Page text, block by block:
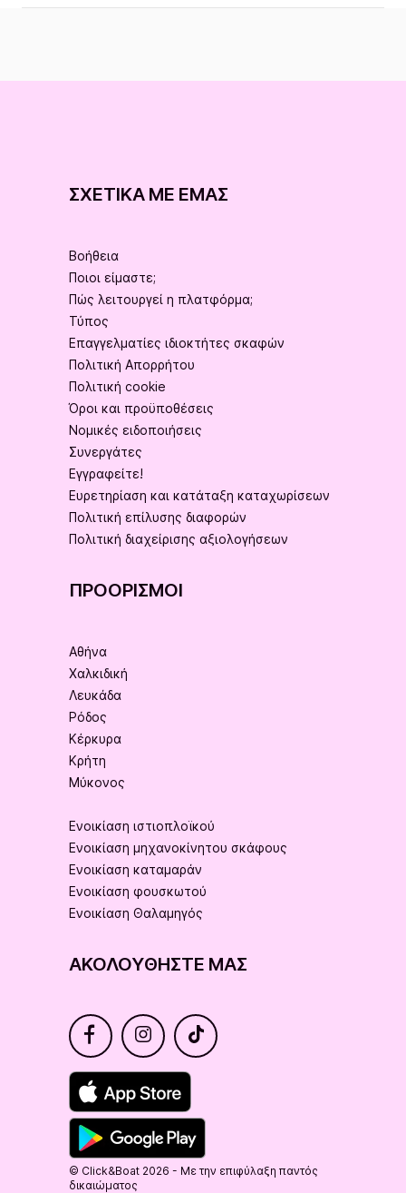
ΣΧΕΤΙΚΆ ΜΕ ΕΜΆΣ
Βοήθεια
Ποιοι είμαστε;
Πώς λειτουργεί η πλατφόρμα;
Τύπος
Επαγγελματίες ιδιοκτήτες σκαφών
Πολιτική Απορρήτου
Πολιτική cookie
Όροι και προϋποθέσεις
Νομικές ειδοποιήσεις
Συνεργάτες
Εγγραφείτε!
Ευρετηρίαση και κατάταξη καταχωρίσεων
Πολιτική επίλυσης διαφορών
Πολιτική διαχείρισης αξιολογήσεων
ΠΡΟΟΡΙΣΜΟΊ
Αθήνα
Χαλκιδική
Λευκάδα
Ρόδος
Κέρκυρα
Κρήτη
Μύκονος
Ενοικίαση ιστιοπλοϊκού
Ενοικίαση μηχανοκίνητου σκάφους
Ενοικίαση καταμαράν
Ενοικίαση φουσκωτού
Ενοικίαση Θαλαμηγός
ΑΚΟΛΟΥΘΉΣΤΕ ΜΑΣ
© Click&Boat 2026 - Με την επιφύλαξη παντός
δικαιώματος